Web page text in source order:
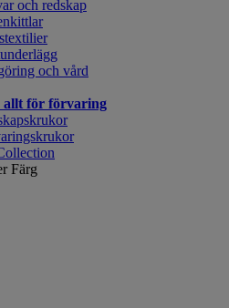
och redskap
och vård
allt för förvaring
Färg